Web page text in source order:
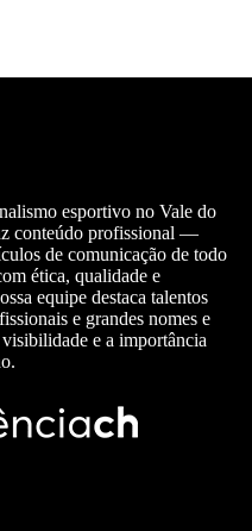
esportivo no Vale do
conteúdo profissional —
de comunicação de todo
ética, qualidade e
equipe destaca talentos
e grandes nomes e
e a importância